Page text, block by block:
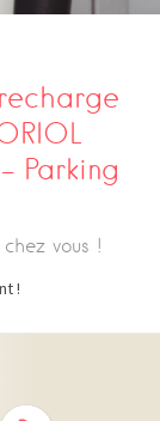
Parking
vous !
!